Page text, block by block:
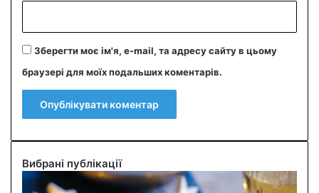
Зберегти моє ім'я, e-mail, та адресу сайту в цьому
браузері для моїх подальших коментарів.
Вибрані публікації
С